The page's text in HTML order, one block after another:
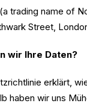
trading name of
Street,
wir Ihre Daten?
erklärt,
haben wir uns